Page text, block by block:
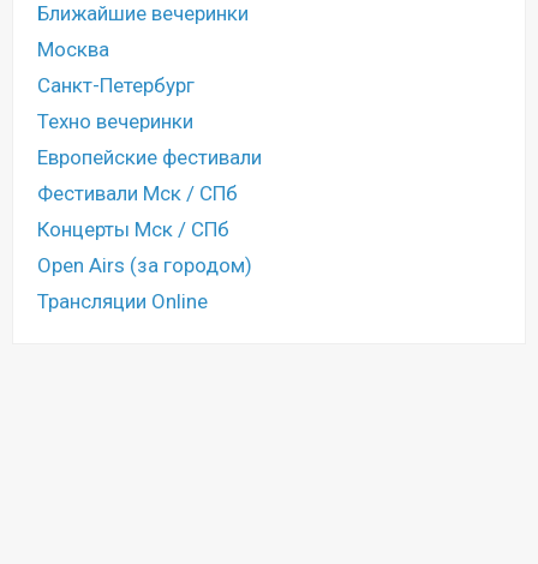
Ближайшие вечеринки
Москва
Санкт-Петербург
Техно вечеринки
Европейские фестивали
Фестивали Мск / СПб
Концерты Мск / СПб
Open Airs (за городом)
Трансляции Online